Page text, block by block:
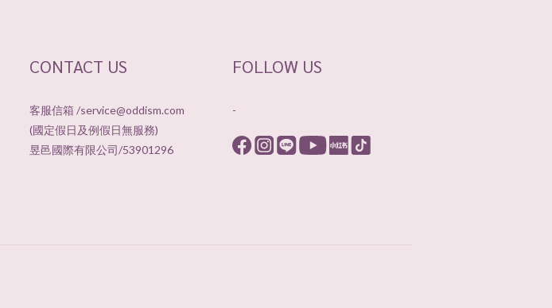
CONTACT US
客服信箱 /service@oddism.com
(國定假日及例假日無服務)
昱邑國際有限公司/53901296
FOLLOW US
-